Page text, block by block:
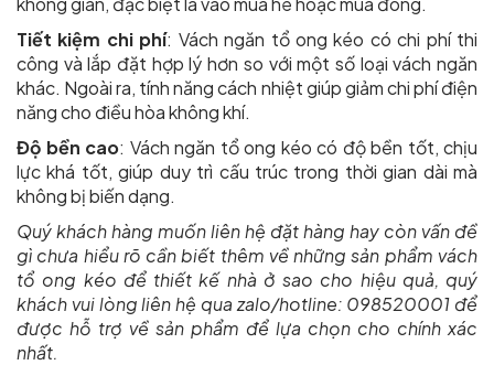
Tiết kiệm chi phí: Vách ngăn tổ ong kéo có chi phí thi
công và lắp đặt hợp lý hơn so với một số loại vách ngăn
khác. Ngoài ra, tính năng cách nhiệt giúp giảm chi phí điện
năng cho điều hòa không khí.
Độ bền cao: Vách ngăn tổ ong kéo có độ bền tốt, chịu
lực khá tốt, giúp duy trì cấu trúc trong thời gian dài mà
không bị biến dạng.
Quý khách hàng muốn liên hệ đặt hàng hay còn vấn đề
gì chưa hiểu rõ cần biết thêm về những sản phẩm vách
tổ ong kéo để thiết kế nhà ở sao cho hiệu quả, quý
khách vui lòng liên hệ quazalo/hotline: 098520001 để
được hỗ trợ về sản phẩm để lựa chọn cho chính xác
nhất.